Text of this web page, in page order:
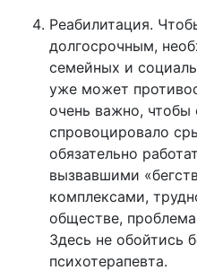
Реабилитация.
долгосрочным,
семейных и
уже может
очень важно, чтобы
спровоцировало
обязательно
вызвавшими
комплексами,
обществе,
Здесь не обойтись
психотерапевта.